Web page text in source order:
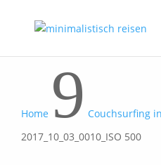
Home 9 Couchsurfing
2017_10_03_0010_ISO 500